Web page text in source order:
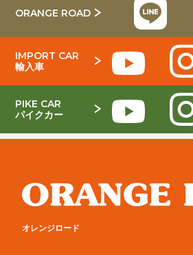
ORANGE ROAD
IMPORT CAR
輸入車
PIKE CAR
パイクカー
オレンジロード